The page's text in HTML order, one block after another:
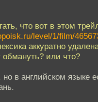
что вот в этом
level/1/film/
аккуратно
обмануть? или что?
в английском языке